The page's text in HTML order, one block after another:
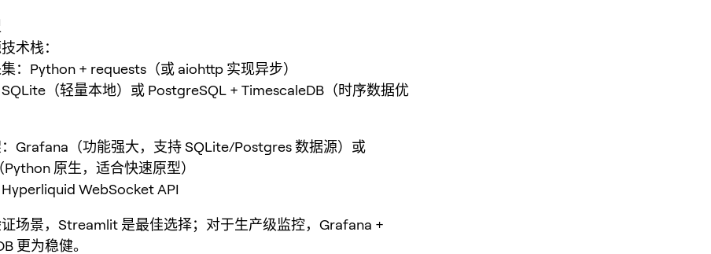
术栈：
：Python + requests（或 aiohttp 实现异步）
（轻量本地）或 PostgreSQL + TimescaleDB（时序数据优
Grafana（功能强大，支持 SQLite/Postgres 数据源）或
原生，适合快速原型）
WebSocket API
场景，Streamlit 是最佳选择；对于生产级监控，Grafana +
更为稳健。